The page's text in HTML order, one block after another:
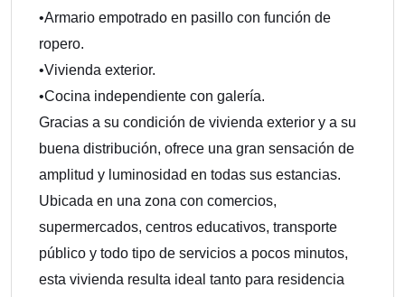
•Armario empotrado en pasillo con función de
ropero.
•Vivienda exterior.
•Cocina independiente con galería.
Gracias a su condición de vivienda exterior y a su
buena distribución, ofrece una gran sensación de
amplitud y luminosidad en todas sus estancias.
Ubicada en una zona con comercios,
supermercados, centros educativos, transporte
público y todo tipo de servicios a pocos minutos,
esta vivienda resulta ideal tanto para residencia